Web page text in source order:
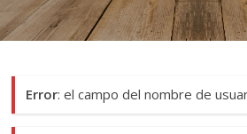
Error: el campo del nombre de